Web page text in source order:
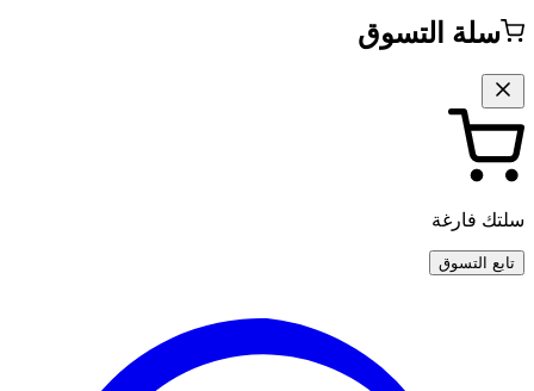
سلة التسوق
سلتك فارغة
تابع التسوق